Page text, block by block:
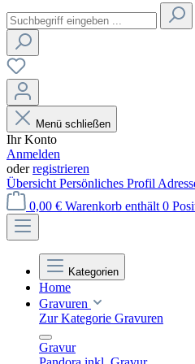
Menü schließen
Ihr Konto
Anmelden
oderregistrieren
ÜbersichtPersönliches Profil
0,00 € Warenkorb enthält 0
Kategorien
Home
Gravuren
Zur Kategorie Gravuren
Gravur